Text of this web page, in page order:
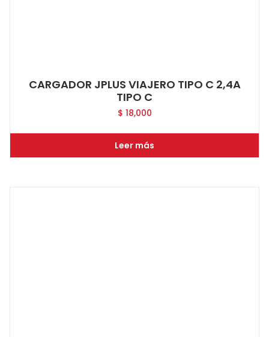
CARGADOR JPLUS VIAJERO TIPO C 2,4A
TIPO C
$ 18,000
Leer más